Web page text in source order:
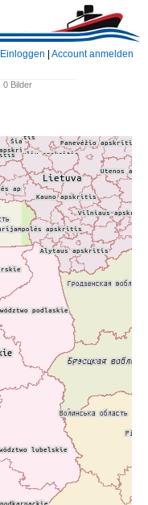
Einloggen Account anmelden
0 Bilder